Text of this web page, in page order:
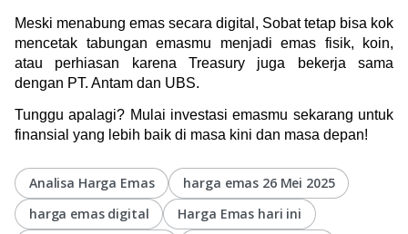
Meski menabung emas secara digital, Sobat tetap bisa kok
mencetak tabungan emasmu menjadi emas fisik, koin,
atau perhiasan karena Treasury juga bekerja sama
dengan PT. Antam dan UBS.
Tunggu apalagi? Mulai investasi emasmu sekarang untuk
finansial yang lebih baik di masa kini dan masa depan!
Analisa Harga Emas
harga emas 26 Mei 2025
harga emas digital
Harga Emas hari ini